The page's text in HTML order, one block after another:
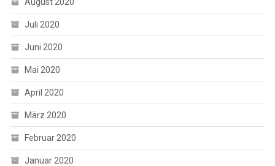
Juli 2020
Juni 2020
Mai 2020
April 2020
März 2020
Februar 2020
Januar 2020